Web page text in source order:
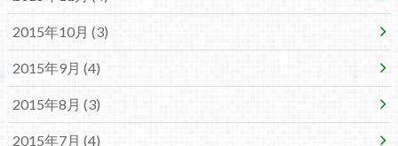
2015年10月 (3)
2015年9月 (4)
2015年8月 (3)
2015年7月 (4)